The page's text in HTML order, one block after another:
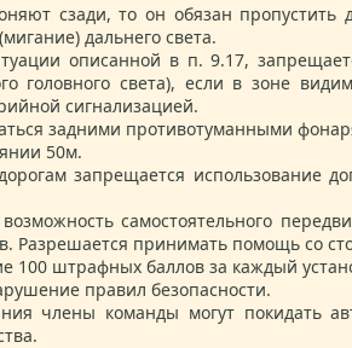
сзади, то он обязан
дальнего света.
описанной в п. 9.17,
головного света), если в зоне
сигнализацией.
задними противотуманными
50м.
запрещается использование
самостоятельного
Разрешается принимать помощь со
100 штрафных баллов за каждый
правил безопасности.
члены команды могут покидать